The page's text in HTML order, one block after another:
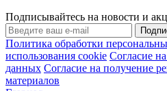
Подписывайтесь на новости и
Политика обработки
использования cookie Согласие
данных Согласие на получение
материалов